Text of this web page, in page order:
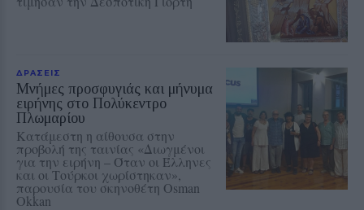
ΔΡΑΣΕΙΣ
Μνήμες προσφυγιάς και μήνυμα
ειρήνης στο Πολύκεντρο
Πλωμαρίου
Κατάμεστη η αίθουσα στην
προβολή της ταινίας «Διωγμένοι
για την ειρήνη – Όταν οι Έλληνες
και οι Τούρκοι χωρίστηκαν»,
παρουσία του σκηνοθέτη Osman
Okkan